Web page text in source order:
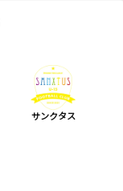
サンクタス